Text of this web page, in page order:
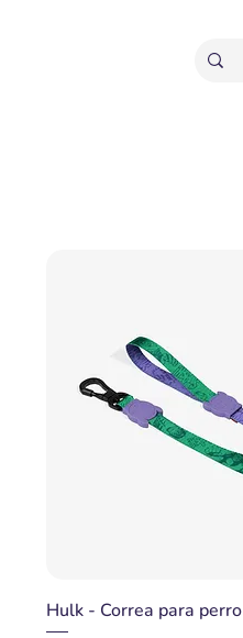
Hulk - Correa para perro